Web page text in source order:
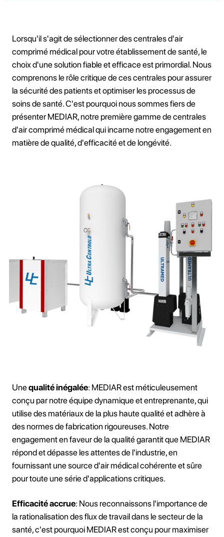
Lorsqu'il s'agit de sélectionner des centrales d'air
comprimé médical pour votre établissement de santé, le
choix d'une solution fiable et efficace est primordial. Nous
comprenons le rôle critique de ces centrales pour assurer
la sécurité des patients et optimiser les processus de
soins de santé. C'est pourquoi nous sommes fiers de
présenter MEDIAR, notre première gamme de centrales
d'air comprimé médical qui incarne notre engagement en
matière de qualité, d'efficacité et de longévité.
Unequalité inégalée: MEDIAR est méticuleusement
conçu par notre équipe dynamique et entreprenante, qui
utilise des matériaux de la plus haute qualité et adhère à
des normes de fabrication rigoureuses. Notre
engagement en faveur de la qualité garantit que MEDIAR
répond et dépasse les attentes de l'industrie, en
fournissant une source d'air médical cohérente et sûre
pour toute une série d'applications critiques.
Efficacité accrue: Nous reconnaissons l'importance de
la rationalisation des flux de travail dans le secteur de la
santé, c'est pourquoi MEDIAR est conçu pour maximiser